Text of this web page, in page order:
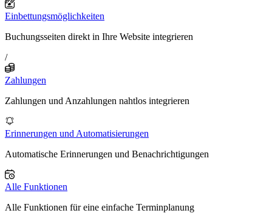
Einbettungsmöglichkeiten
Buchungsseiten direkt in Ihre Website integrieren
/
Zahlungen
Zahlungen und Anzahlungen nahtlos integrieren
Erinnerungen und Automatisierungen
Automatische Erinnerungen und Benachrichtigungen
Alle Funktionen
Alle Funktionen für eine einfache Terminplanung